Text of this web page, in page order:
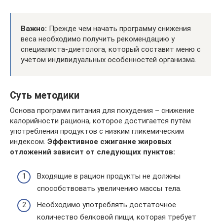
Важно: Прежде чем начать программу снижения
веса необходимо получить рекомендацию у
специалиста-диетолога, который составит меню с
учётом индивидуальных особенностей организма.
Суть методики
Основа программ питания для похудения – снижение
калорийности рациона, которое достигается путём
употребления продуктов с низким гликемическим
индексом. Эффективное сжигание жировых
отложений зависит от следующих пунктов:
Входящие в рацион продукты не должны
способствовать увеличению массы тела.
Необходимо употреблять достаточное
количество белковой пищи, которая требует